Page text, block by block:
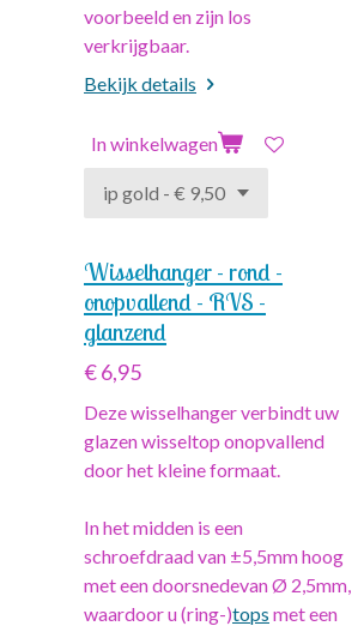
voorbeeld en zijn los
verkrijgbaar.
Bekijk details
In winkelwagen
Wisselhanger - rond -
onopvallend - RVS -
glanzend
€ 6,95
Deze wisselhanger verbindt uw
glazen wisseltop onopvallend
door het kleine formaat.
In het midden is een
schroefdraad van ±5,5mm hoog
met een doorsnedevan Ø 2,5mm,
waardoor u (ring-)tops met een